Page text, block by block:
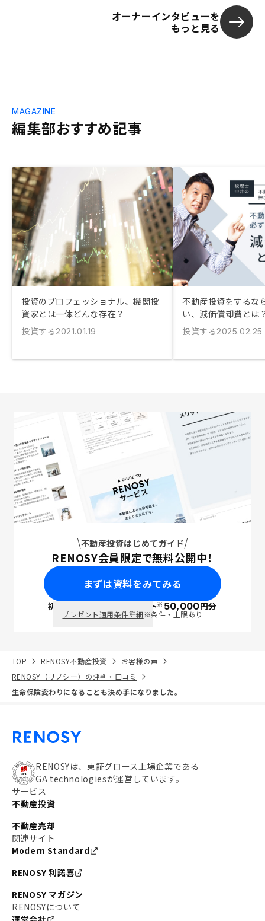
オーナーインタビューを
もっと見る
編集部おすすめ記事
MAGAZINE
投資のプロフェッショナル、機関投
資家とは一体どんな存在？
投資する2021.01.19
不動産投資をするな
い、減価償却費とは
投資する2025.02.25
不動産投資はじめてガイド
RENOSY会員限定で無料公開中！
まずは資料をみてみる
初回面談で ポイント※50,000円分
プレゼント適用条件詳細※条件・上限あり
TOP RENOSY不動産投資
お客様の声
RENOSY（リノシー）の評判・口コミ
生命保険変わりになることも決め手になりました。
RENOSYは、東証グロース上場企業である
GA technologiesが運営しています。
サービス
不動産投資
不動産売却
関連サイト
Modern Standard
RENOSY 利諾喜
RENOSY マガジン
RENOSYについて